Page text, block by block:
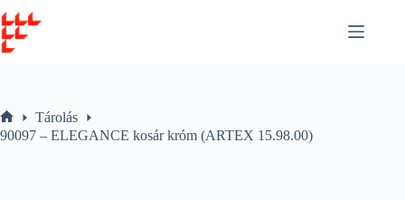
to
content
Home
Tárolás
90097 – ELEGANCE kosár króm (ARTEX 15.98.00)